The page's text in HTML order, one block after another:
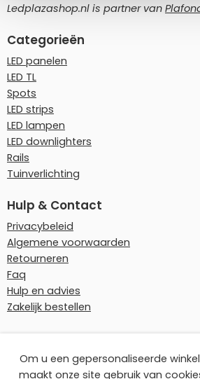
Ledplazashop.nl is partner van
Categorieën
LED panelen
LED TL
Spots
LED strips
LED lampen
LED downlighters
Rails
Tuinverlichting
Hulp & Contact
Privacybeleid
Algemene voorwaarden
Retourneren
Faq
Hulp en advies
Zakelijk bestellen
Om u een gepersonaliseerde
maakt onze site gebruik van